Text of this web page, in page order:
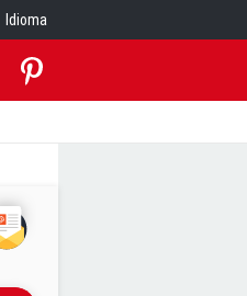
Idioma